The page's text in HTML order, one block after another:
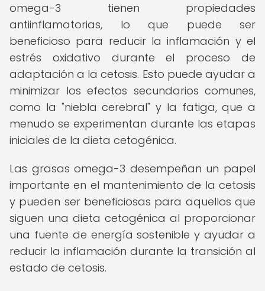
omega-3 tienen propiedades
antiinflamatorias, lo que puede ser
beneficioso para reducir la inflamación y el
estrés oxidativo durante el proceso de
adaptación a la cetosis. Esto puede ayudar a
minimizar los efectos secundarios comunes,
como la "niebla cerebral" y la fatiga, que a
menudo se experimentan durante las etapas
iniciales de la dieta cetogénica.
Las grasas omega-3 desempeñan un papel
importante en el mantenimiento de la cetosis
y pueden ser beneficiosas para aquellos que
siguen una dieta cetogénica al proporcionar
una fuente de energía sostenible y ayudar a
reducir la inflamación durante la transición al
estado de cetosis.